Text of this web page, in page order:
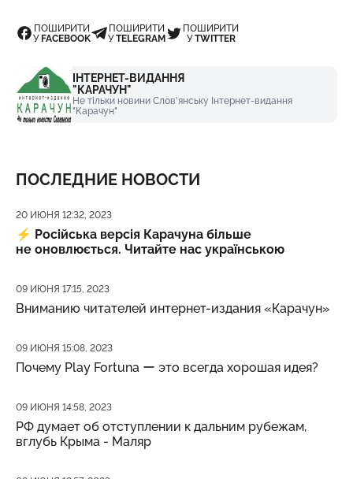
ПОШИРИТИ
У FACEBOOK
ПОШИРИТИ
УTELEGRAM
ПОШИРИТИ
УTWITTER
ІНТЕРНЕТ-ВИДАННЯ
"КАРАЧУН"
Не тільки новини Слов'янську Інтернет-видання
"Карачун"
ПОСЛЕДНИЕ НОВОСТИ
Дата публикации
20 ИЮНЯ 12:32, 2023
⚡️ Російська версія Карачуна більше
не оновлюється. Читайте нас українською
Дата публикации
09 ИЮНЯ 17:15, 2023
Вниманию читателей интернет-издания «Карачун»
Дата публикации
09 ИЮНЯ 15:08, 2023
Почему Play Fortuna ー это всегда хорошая идея?
Дата публикации
09 ИЮНЯ 14:58, 2023
РФ думает об отступлении к дальним рубежам,
вглубь Крыма - Маляр